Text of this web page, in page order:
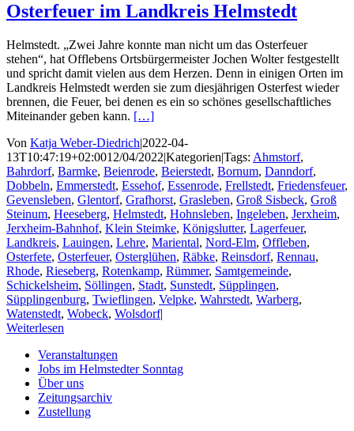
Osterfeuer im Landkreis Helmstedt
Helmstedt. „Zwei Jahre konnte man nicht um das Osterfeuer
stehen“, hat Offlebens Ortsbürgermeister Jochen Wolter festgestellt
und spricht damit vielen aus dem Herzen. Denn in einigen Orten im
Landkreis Helmstedt werden sie zum diesjährigen Osterfest wieder
brennen, die Feuer, bei denen es ein so schönes gesellschaftliches
Miteinander geben kann. […]
Von Katja Weber-Diedrich|2022-04-
13T10:47:19+02:0012/04/2022|Kategorien|Tags: Ahmstorf,
Bahrdorf, Barmke, Beienrode, Beierstedt, Bornum, Danndorf,
Dobbeln, Emmerstedt, Essehof, Essenrode, Frellstedt, Friedensfeuer,
Gevensleben, Glentorf, Grafhorst, Grasleben, Groß Sisbeck, Groß
Steinum, Heeseberg, Helmstedt, Hohnsleben, Ingeleben, Jerxheim,
Jerxheim-Bahnhof, Klein Steimke, Königslutter, Lagerfeuer,
Landkreis, Lauingen, Lehre, Mariental, Nord-Elm, Offleben,
Osterfete, Osterfeuer, Osterglühen, Räbke, Reinsdorf, Rennau,
Rhode, Rieseberg, Rotenkamp, Rümmer, Samtgemeinde,
Schickelsheim, Söllingen, Stadt, Sunstedt, Süpplingen,
Süpplingenburg, Twieflingen, Velpke, Wahrstedt, Warberg,
Watenstedt, Wobeck, Wolsdorf|
Weiterlesen
Veranstaltungen
Jobs im Helmstedter Sonntag
Über uns
Zeitungsarchiv
Zustellung